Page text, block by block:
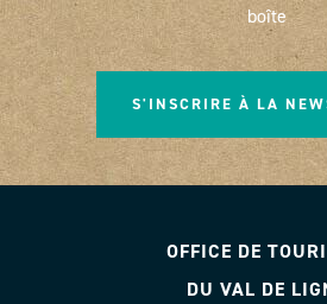
boîte
S'INSCRIRE À LA
OFFICE DE
DU VAL DE